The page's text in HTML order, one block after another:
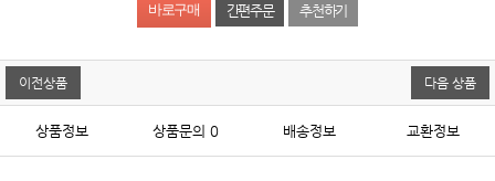
간편주문 추천하기
이전상품 다음 상품
상품정보 상품문의 0 배송정보 교환정보